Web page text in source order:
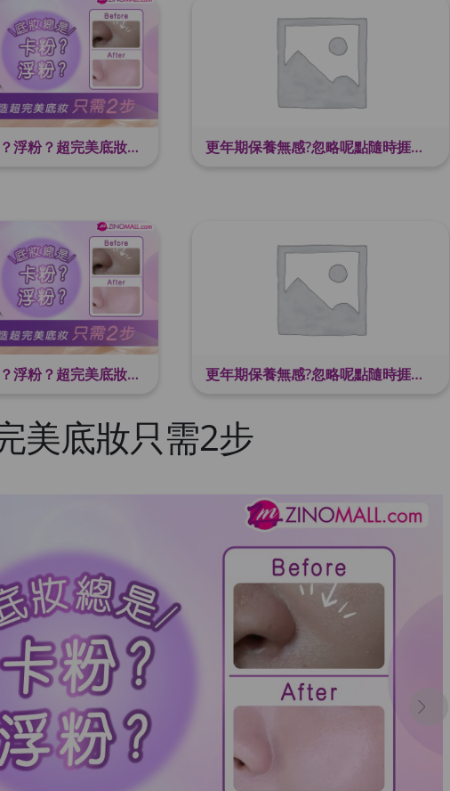
底妝總是卡粉？浮粉？超完美底妝只需2步 更年期保養無感?忽略呢點隨時捱多幾年 中醫揭更年保養關鍵 輕鬆舒適渡過更年期
底妝總是卡粉？浮粉？超完美底妝只需2步 更年期保養無感?忽略呢點隨時捱多幾年 中醫揭更年保養關鍵 輕鬆舒適渡過更年期
美底妝只需2步